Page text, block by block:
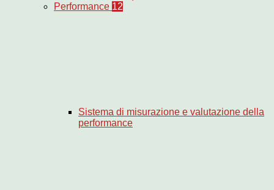
Performance 12
Sistema di misurazione e valutazione della
performance